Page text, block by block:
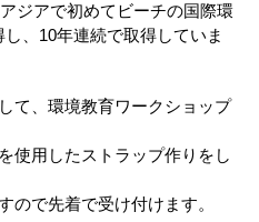
ジアで初めてビーチの国際環
、10年連続で取得していま
て、環境教育ワークショップ
使用したストラップ作りをし
ので先着で受け付けます。